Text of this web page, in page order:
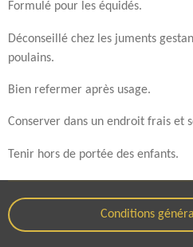
Formulé pour les équidés.
Déconseillé chez les juments
poulains.
Bien refermer après usage.
Conserver dans un endroit frais et
Tenir hors de portée des enfants.
Conditions